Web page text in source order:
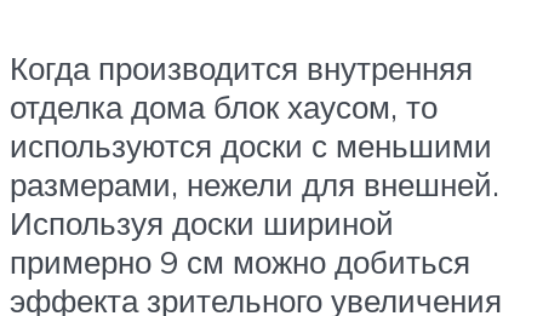
Когда производится внутренняя
отделка дома блок хаусом, то
используются доски с меньшими
размерами, нежели для внешней.
Используя доски шириной
примерно 9 см можно добиться
эффекта зрительного увеличения